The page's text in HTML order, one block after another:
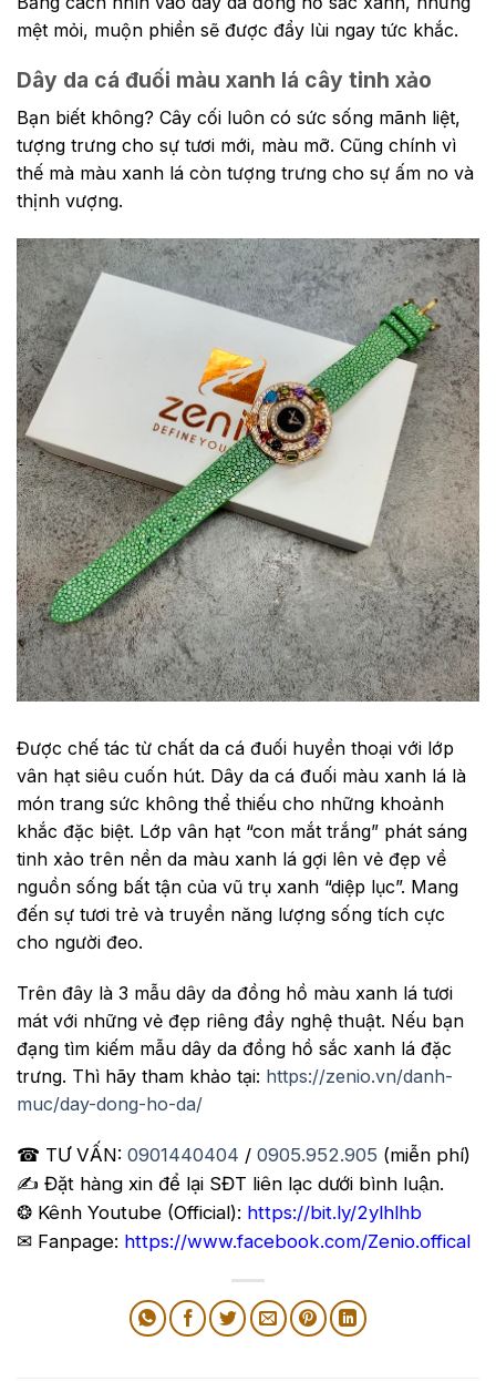
mệt mỏi, muộn phiền sẽ được đẩy lùi ngay tức khắc.
Dây da cá đuối màu xanh lá cây tinh xảo
Bạn biết không? Cây cối luôn có sức sống mãnh liệt,
tượng trưng cho sự tươi mới, màu mỡ. Cũng chính vì
thế mà màu xanh lá còn tượng trưng cho sự ấm no và
thịnh vượng.
Được chế tác từ chất da cá đuối huyền thoại với lớp
vân hạt siêu cuốn hút. Dây da cá đuối màu xanh lá là
món trang sức không thể thiếu cho những khoảnh
khắc đặc biệt. Lớp vân hạt “con mắt trắng” phát sáng
tinh xảo trên nền da màu xanh lá gợi lên vẻ đẹp về
nguồn sống bất tận của vũ trụ xanh “diệp lục”. Mang
đến sự tươi trẻ và truyền năng lượng sống tích cực
cho người đeo.
Trên đây là 3 mẫu dây da đồng hồ màu xanh lá tươi
mát với những vẻ đẹp riêng đầy nghệ thuật. Nếu bạn
đạng tìm kiếm mẫu dây da đồng hồ sắc xanh lá đặc
trưng. Thì hãy tham khảo tại: https://zenio.vn/danh-
muc/day-dong-ho-da/
☎ TƯ VẤN: 0901440404 / 0905.952.905 (miễn phí)
✍️ Đặt hàng xin để lại SĐT liên lạc dưới bình luận.
❂ Kênh Youtube (Official): https://bit.ly/2ylhlhb
✉ Fanpage: https://www.facebook.com/Zenio.offical